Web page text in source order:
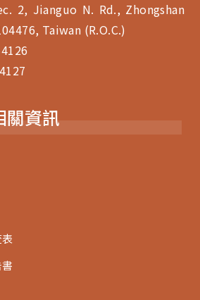
2, Jianguo N. Rd., Zhongshan
Taiwan (R.O.C.)
關資訊